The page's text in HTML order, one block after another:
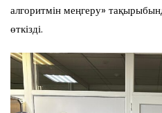
алгоритмін меңгеру»
өткізді.